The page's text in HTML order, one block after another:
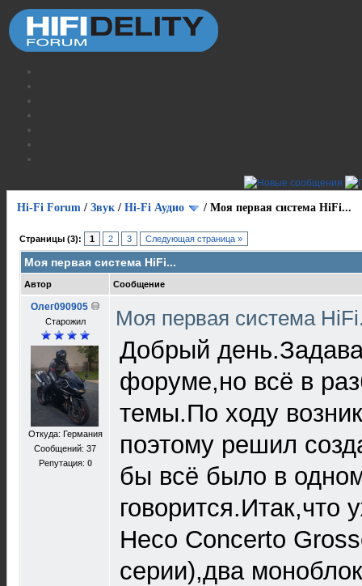
Hi-Fi Forum / Звук / Hi-Fi Аудио / Моя первая система HiFi...
Страницы (3): 1 2 3 Следующая страница »
Моя первая система HiFi...
Автор Сообщение
Олег090905
Старожил
Откуда: Германия
Сообщений: 37
Репутация: 0
Моя первая система
Добрый
форуме,но всё в
темы.По ходу
поэтому решил
бы всё было в
говорится.Итак,что
Heco Concerto
серии),два